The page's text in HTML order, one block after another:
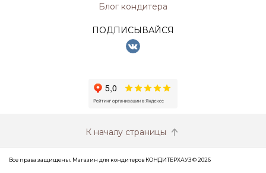
Блог кондитера
ПОДПИСЫВАЙСЯ
К началу страницы
Все права защищены. Магазин для кондитеров КОНДИТЕРХАУЗ © 2026